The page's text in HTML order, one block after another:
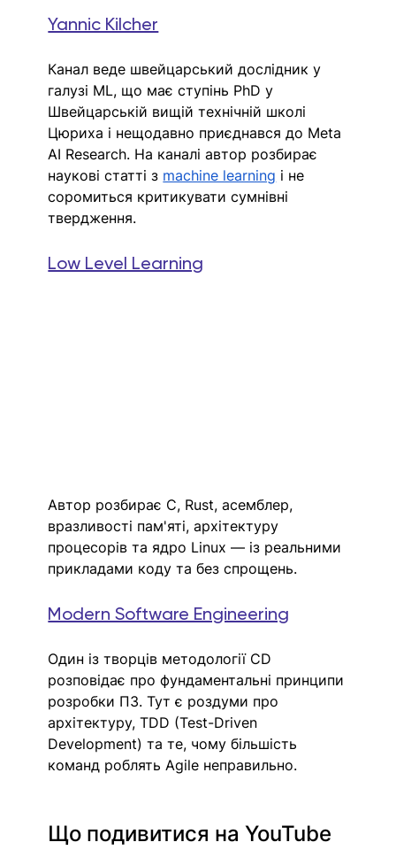
Yannic Kilcher
Канал веде швейцарський дослідник у
галузі ML, що має ступінь PhD у
Швейцарській вищій технічній школі
Цюриха і нещодавно приєднався до Meta
AI Research. На каналі автор розбирає
наукові статті з machine learning і не
соромиться критикувати сумнівні
твердження.
Low Level Learning
Автор розбирає C, Rust, асемблер,
вразливості пам'яті, архітектуру
процесорів та ядро Linux — із реальними
прикладами коду та без спрощень.
Modern Software Engineering
Один із творців методології CD
розповідає про фундаментальні принципи
розробки ПЗ. Тут є роздуми про
архітектуру, TDD (Test-Driven
Development) та те, чому більшість
команд роблять Agile неправильно.
Що подивитися на YouTube